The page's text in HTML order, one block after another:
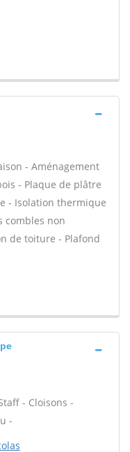
- Aménagement
- Plaque de plâtre
- Isolation thermique
combles non
de toiture - Plafond
- Cloisons -
-